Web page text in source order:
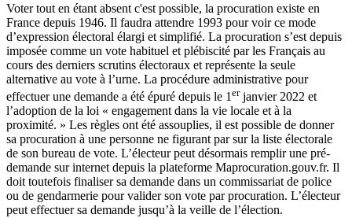
Voter tout en étant absent c'est possible, la procuration existe en
France depuis 1946. Il faudra attendre 1993 pour voir ce mode
d’expression électoral élargi et simplifié. La procuration s’est depuis
imposée comme un vote habituel et plébiscité par les Français au
cours des derniers scrutins électoraux et représente la seule
alternative au vote à l’urne. La procédure administrative pour
effectuer une demande a été épuré depuis le 1 erjanvier 2022 et
l’adoption de la loi « engagement dans la vie locale et à la
proximité. » Les règles ont été assouplies, il est possible de donner
sa procuration à une personne ne figurant par sur la liste électorale
de son bureau de vote. L’électeur peut désormais remplir une pré-
demande sur internet depuis la plateforme Maprocuration.gouv.fr. Il
doit toutefois finaliser sa demande dans un commissariat de police
ou de gendarmerie pour valider son vote par procuration. L’électeur
peut effectuer sa demande jusqu’à la veille de l’élection.